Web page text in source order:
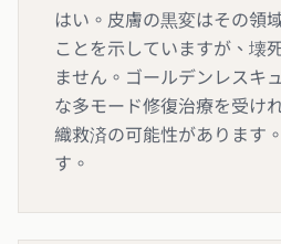
はい。皮膚の黒変はその領
ことを示していますが、壊
ません。ゴールデンレスキ
な多モード修復治療を受け
織救済の可能性があります
す。